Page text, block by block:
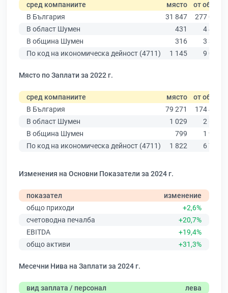
сред компаниите място от общо
В България
31 847
277 019
В област Шумен
431
4 480
В община Шумен
316
3 331
По код на икономическа дейност (4711)
1 145 9 025
Място по Заплати за 2022 г.
сред компаниите място от общо
В България
79 271
174 403
В област Шумен
1 029
2 635
В община Шумен
799
1 963
По код на икономическа дейност (4711)
1 822 6 773
Изменения на Основни Показатели за 2024 г.
показател
изменение
общо приходи
+2,6%
счетоводна печалба
+20,7%
EBITDA
+19,4%
общо активи
+31,3%
Месечни Нива на Заплати за 2024 г.
вид заплата / персонал
лева